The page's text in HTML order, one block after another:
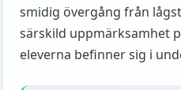
smidig övergång från
särskild uppmärksamhet
eleverna befinner sig i